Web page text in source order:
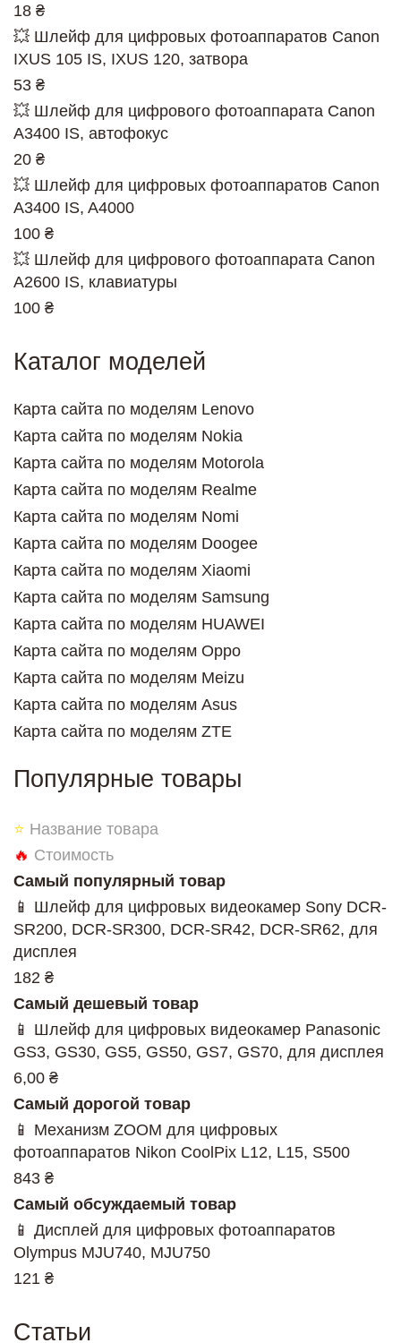
18 ₴
💥 Шлейф для цифровых фотоаппаратов Canon
IXUS 105 IS, IXUS 120, затвора
53 ₴
💥 Шлейф для цифрового фотоаппарата Canon
A3400 IS, автофокус
20 ₴
💥 Шлейф для цифровых фотоаппаратов Canon
A3400 IS, A4000
100 ₴
💥 Шлейф для цифрового фотоаппарата Canon
A2600 IS, клавиатуры
100 ₴
Каталог моделей
Карта сайта по моделям Lenovo
Карта сайта по моделям Nokia
Карта сайта по моделям Motorola
Карта сайта по моделям Realme
Карта сайта по моделям Nomi
Карта сайта по моделям Doogee
Карта сайта по моделям Xiaomi
Карта сайта по моделям Samsung
Карта сайта по моделям HUAWEI
Карта сайта по моделям Oppo
Карта сайта по моделям Meizu
Карта сайта по моделям Asus
Карта сайта по моделям ZTE
Популярные товары
⭐ Название товара
🔥 Стоимость
Самый популярный товар
📱 Шлейф для цифровых видеокамер Sony DCR-
SR200, DCR-SR300, DCR-SR42, DCR-SR62, для
дисплея
182 ₴
Самый дешевый товар
📱 Шлейф для цифровых видеокамер Panasonic
GS3, GS30, GS5, GS50, GS7, GS70, для дисплея
6,00 ₴
Самый дорогой товар
📱 Механизм ZOOM для цифровых
фотоаппаратов Nikon CoolPix L12, L15, S500
843 ₴
Самый обсуждаемый товар
📱 Дисплей для цифровых фотоаппаратов
Olympus MJU740, MJU750
121 ₴
Статьи